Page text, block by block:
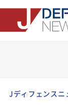
Jディフェンスニ